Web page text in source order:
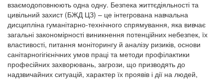
взаємодоповнюють одна одну. Безпека життєдіяльності та
цивільний захист (БЖД ЦЗ) – це інтегрована навчальна
дисципліна гуманітарно-технічного спрямування, яка вивчає
загальні закономірності виникнення потенційних небезпек, їх
властивості, питання моніторингу й аналізу ризиків, основи
санітарногігієнічних умов праці та методи профілактики
професійних захворювань, загрози, що призводять до
надзвичайних ситуацій, характер їх проявів і дії на людей,